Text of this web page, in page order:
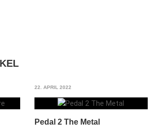
22. APRIL 2022
Pedal 2 The Metal